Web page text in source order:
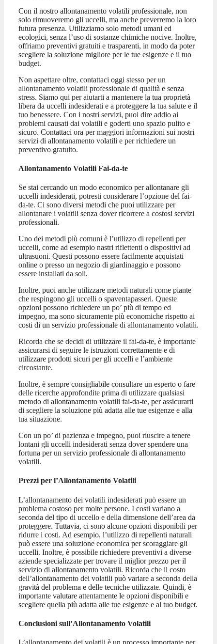
Con il nostro allontanamento volatili professionale, non
solo rimuoveremo gli uccelli, ma anche preverremo la loro
futura presenza. Utilizziamo solo metodi umani ed
ecologici, senza l’uso di sostanze chimiche nocive. Inoltre,
offriamo preventivi gratuiti e trasparenti, in modo da poter
scegliere la soluzione migliore per le tue esigenze e il tuo
budget.
Non aspettare oltre, contattaci oggi stesso per un
allontanamento volatili professionale di qualità e senza
stress. Siamo qui per aiutarti a mantenere la tua proprietà
libera da uccelli indesiderati e a proteggere la tua salute e il
tuo benessere. Con i nostri servizi, puoi dire addio ai
problemi causati dai volatili e goderti uno spazio pulito e
sicuro. Contattaci ora per maggiori informazioni sui nostri
servizi di allontanamento volatili e per richiedere un
preventivo gratuito.
Allontanamento Volatili Fai-da-te
Se stai cercando un modo economico per allontanare gli
uccelli indesiderati, potresti considerare l’opzione del fai-
da-te. Ci sono diversi metodi che puoi utilizzare per
allontanare i volatili senza dover ricorrere a costosi servizi
professionali.
Uno dei metodi più comuni è l’utilizzo di repellenti per
uccelli, come ad esempio nastri riflettenti o dispositivi ad
ultrasuoni. Questi possono essere facilmente acquistati
online o presso un negozio di giardinaggio e possono
essere installati da soli.
Inoltre, puoi anche utilizzare metodi naturali come piante
che respingono gli uccelli o spaventapasseri. Queste
opzioni possono richiedere un po’ più di tempo ed
impegno, ma sono sicuramente più economiche rispetto ai
costi di un servizio professionale di allontanamento volatili.
Ricorda che se decidi di utilizzare il fai-da-te, è importante
assicurarsi di seguire le istruzioni correttamente e di
utilizzare prodotti sicuri per gli uccelli e l’ambiente
circostante.
Inoltre, è sempre consigliabile consultare un esperto o fare
delle ricerche approfondite prima di utilizzare qualsiasi
metodo di allontanamento volatili fai-da-te, per assicurarti
di scegliere la soluzione più adatta alle tue esigenze e alla
tua situazione.
Con un po’ di pazienza e impegno, puoi riuscire a tenere
lontani gli uccelli indesiderati senza dover spendere una
fortuna per un servizio professionale di allontanamento
volatili.
Prezzi per l’Allontanamento Volatili
L’allontanamento dei volatili indesiderati può essere un
problema costoso per molte persone. I costi variano a
seconda del tipo di uccello e della dimensione dell’area da
proteggere. Tuttavia, ci sono alcune opzioni disponibili per
ridurre i costi. Ad esempio, l’utilizzo di repellenti naturali
può essere una soluzione economica per scoraggiare gli
uccelli. Inoltre, è possibile richiedere preventivi a diverse
aziende specializzate per trovare il miglior prezzo per il
servizio di allontanamento volatili. Ricorda che il costo
dell’allontanamento dei volatili può variare a seconda della
gravità del problema e delle tecniche utilizzate. Quindi, è
importante valutare attentamente le opzioni disponibili e
scegliere quella più adatta alle tue esigenze e al tuo budget.
Conclusioni sull’Allontanamento Volatili